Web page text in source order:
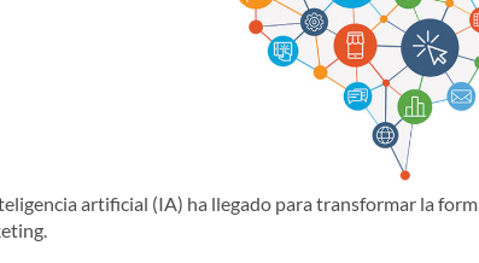
artificial (IA) ha llegado para transformar la